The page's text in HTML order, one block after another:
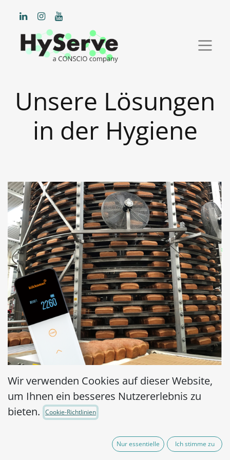
Unsere Lösungen
in der Hygiene
Hygiene in der Lebensmittelindustrie
Geltende Hygienevorschriften basieren auf
Wir verwenden Cookies auf dieser Website,
um Ihnen ein besseres Nutzererlebnis zu
bieten.
Cookie-Richtlinien
Nur essentielle Ich stimme zu